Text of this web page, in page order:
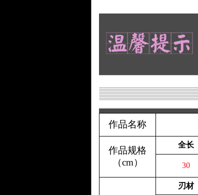
作品名称
作品规格
（cm）
全长
30
刃材